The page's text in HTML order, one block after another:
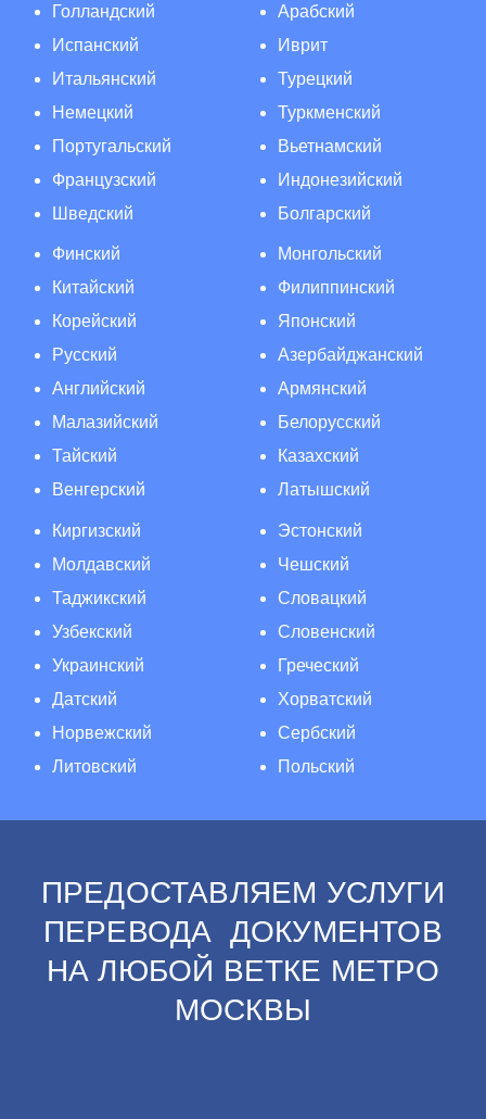
Голландский
Испанский
Итальянский
Немецкий
Португальский
Французский
Шведский
Арабский
Иврит
Турецкий
Туркменский
Вьетнамский
Индонезийский
Болгарский
Финский
Китайский
Корейский
Русский
Английский
Малазийский
Тайский
Венгерский
Монгольский
Филиппинский
Японский
Азербайджанский
Армянский
Белорусский
Казахский
Латышский
Киргизский
Молдавский
Таджикский
Узбекский
Украинский
Датский
Норвежский
Литовский
Эстонский
Чешский
Словацкий
Словенский
Греческий
Хорватский
Сербский
Польский
ПРЕДОСТАВЛЯЕМ УСЛУГИ
ПЕРЕВОДА ДОКУМЕНТОВ
НА ЛЮБОЙ ВЕТКЕ МЕТРО
МОСКВЫ